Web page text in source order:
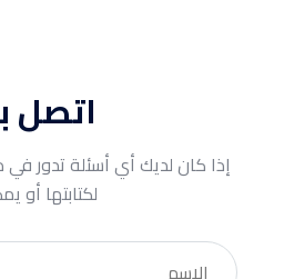
اتصل
إذا كان لديك أي أسئلة تدور
لكتابتها أو